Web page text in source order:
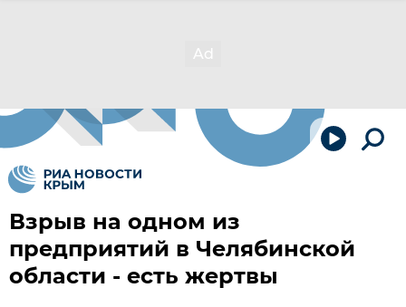
Взрыв на одном из
предприятий в Челябинской
области - есть жертвы